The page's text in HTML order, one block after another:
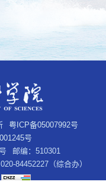
粤ICP备05007992号
号
邮编：510301
84452227（综合办）